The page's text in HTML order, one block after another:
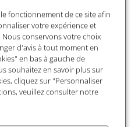
le séminaire en ligne
fonctionnement de ce site afin
votre expérience et
conservons votre choix
d'avis à tout moment en
en bas à gauche de
souhaitez en savoir plus sur
cliquez sur "Personnaliser
veuillez consulter notre